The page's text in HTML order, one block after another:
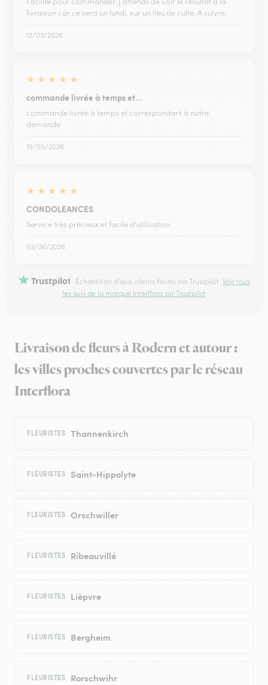
livraison car ce sera un lundi, sur un lieu de culte. A suivre.
12/03/2026
★ ★ ★ ★ ★
commande livrée à temps et…
commande livrée à temps et correspondant à notre
demande
19/05/2026
★ ★ ★ ★ ★
CONDOLEANCES
Service très précieux et facile d'utilisation
03/06/2026
Trustpilot Échantillon d'avis clients fourni via Trustpilot. Voir tous
les avis de la marque Interflora sur Trustpilot
Livraison de fleurs à Rodern et autour :
les villes proches couvertes par le réseau
Interflora
FLEURISTES Thannenkirch
FLEURISTES Saint-Hippolyte
FLEURISTES Orschwiller
FLEURISTES Ribeauvillé
FLEURISTES Lièpvre
FLEURISTES Bergheim
FLEURISTES Rorschwihr